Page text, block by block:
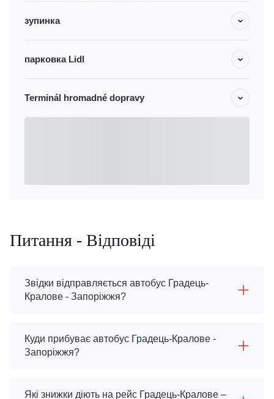
зупинка
парковка Lidl
Terminál hromadné dopravy
Питання - Відповіді
Звідки відправляється автобус Градець-
Кралове - Запоріжжя?
Куди прибуває автобус Градець-Кралове -
Запоріжжя?
Які знижки діють на рейс Градець-Кралове –